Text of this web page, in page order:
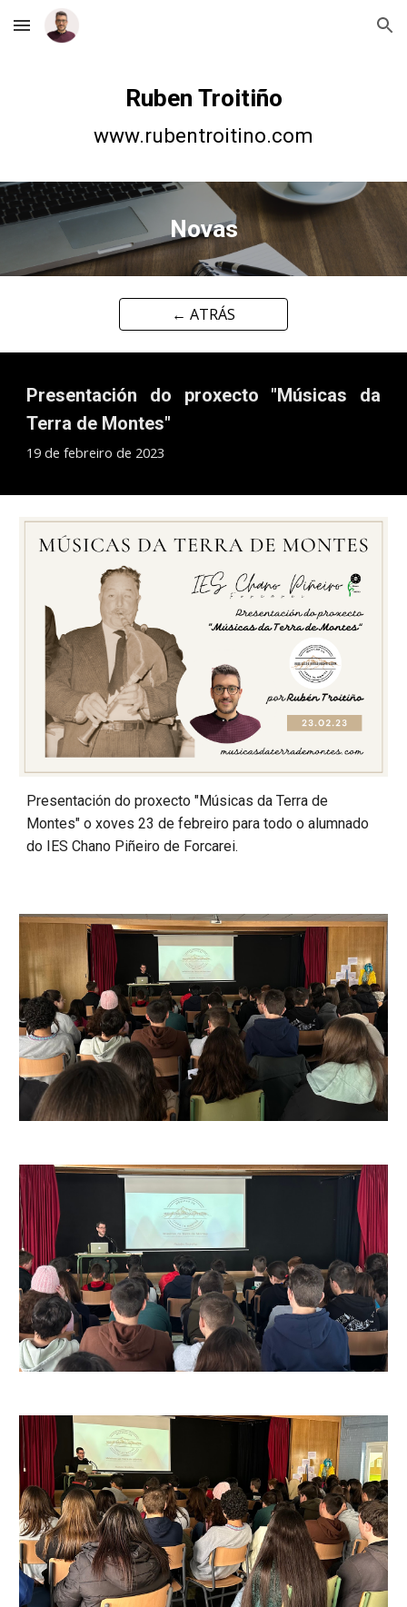
Skip to main content Skip to navigation
Ruben Troitiño
www.rubentroitino.com
Novas
← ATRÁS
Presentación do proxecto "Músicas da
Terra de Montes"
19 de febreiro de 2023
Presentación do proxecto "Músicas da Terra de
Montes" o xoves 23 de febreiro para todo o alumnado
do IES Chano Piñeiro de Forcarei.